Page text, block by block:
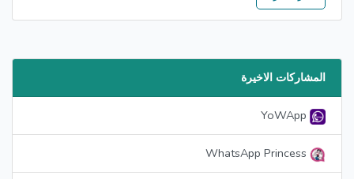
المشاركات الاخيرة